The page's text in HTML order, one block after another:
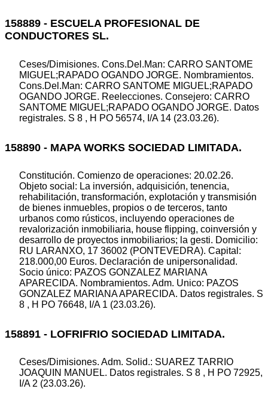
158889 - ESCUELA PROFESIONAL DE
CONDUCTORES SL.
Ceses/Dimisiones. Cons.Del.Man: CARRO SANTOME
MIGUEL;RAPADO OGANDO JORGE. Nombramientos.
Cons.Del.Man: CARRO SANTOME MIGUEL;RAPADO
OGANDO JORGE. Reelecciones. Consejero: CARRO
SANTOME MIGUEL;RAPADO OGANDO JORGE. Datos
registrales. S 8 , H PO 56574, I/A 14 (23.03.26).
158890 - MAPA WORKS SOCIEDAD LIMITADA.
Constitución. Comienzo de operaciones: 20.02.26.
Objeto social: La inversión, adquisición, tenencia,
rehabilitación, transformación, explotación y transmisión
de bienes inmuebles, propios o de terceros, tanto
urbanos como rústicos, incluyendo operaciones de
revalorización inmobiliaria, house flipping, coinversión y
desarrollo de proyectos inmobiliarios; la gesti. Domicilio:
RU LARANXO, 17 36002 (PONTEVEDRA). Capital:
218.000,00 Euros. Declaración de unipersonalidad.
Socio único: PAZOS GONZALEZ MARIANA
APARECIDA. Nombramientos. Adm. Unico: PAZOS
GONZALEZ MARIANA APARECIDA. Datos registrales. S
8 , H PO 76648, I/A 1 (23.03.26).
158891 - LOFRIFRIO SOCIEDAD LIMITADA.
Ceses/Dimisiones. Adm. Solid.: SUAREZ TARRIO
JOAQUIN MANUEL. Datos registrales. S 8 , H PO 72925,
I/A 2 (23.03.26).